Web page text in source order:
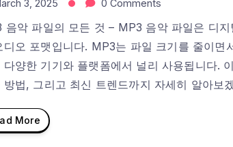
3, 2025 0 Comments
음악 파일의 모든 것 – MP3 음악 파일은 디
디오 포맷입니다. MP3는 파일 크기를 줄이면
다양한 기기와 플랫폼에서 널리 사용됩니다.
방법, 그리고 최신 트렌드까지 자세히 알아
More